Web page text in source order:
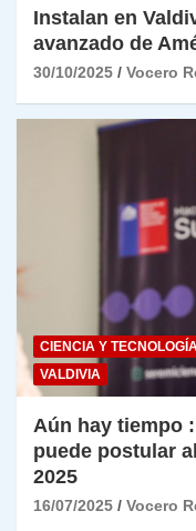
Instalan en
avanzado de
30/10/2025 Vocero
CIENCIA Y
VALDIVIA
Aún hay tiempo
puede postular
2025
16/07/2025 Vocero